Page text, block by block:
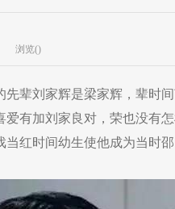
浏览()
辈刘家辉是梁家辉，辈时间
爱有加刘家良对，荣也没有
当红时间幼生使他成为当时